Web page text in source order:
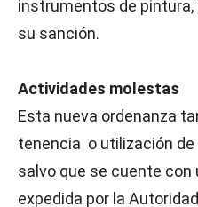
instrumentos de
su sanción.
Actividades molestas
Esta nueva ordenanza
tenencia o utilización
salvo que se cuente
expedida por la